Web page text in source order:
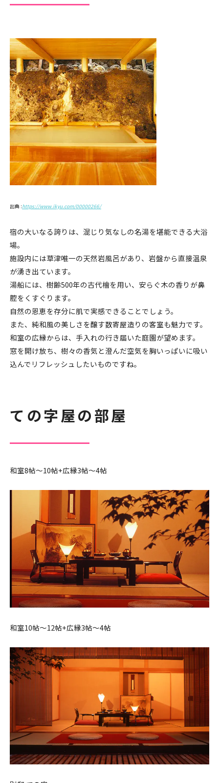
出典 :https://www.ikyu.com/00000266/
宿の大いなる誇りは、混じり気なしの名湯を堪能できる大浴
場。
施設内には草津唯一の天然岩風呂があり、岩盤から直接温泉
が湧き出ています。
湯船には、樹齢500年の古代檜を用い、安らぐ木の香りが鼻
腔をくすぐります。
自然の恩恵を存分に肌で実感できることでしょう。
また、純和風の美しさを醸す数寄屋造りの客室も魅力です。
和室の広縁からは、手入れの行き届いた庭園が望めます。
窓を開け放ち、樹々の香気と澄んだ空気を胸いっぱいに吸い
込んでリフレッシュしたいものですね。
ての字屋の部屋
和室8帖～10帖+広縁3帖～4帖
和室10帖～12帖+広縁3帖～4帖